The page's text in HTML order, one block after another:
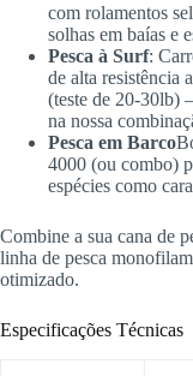
com rolamentos
solhas em baías e
Pesca à Surf:
de alta resistência
(teste de 20-30lb)
na nossa
Pesca em Barco
4000 (ou combo)
espécies como
Combine a sua cana de
linha de pesca
otimizado.
Especificações Técnicas